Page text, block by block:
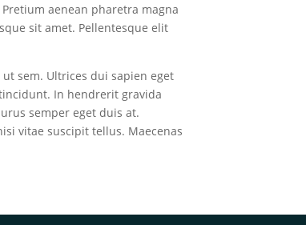
aenean pharetra magna
sit amet. Pellentesque elit
sem. Ultrices dui sapien eget
In hendrerit gravida
semper eget duis at.
vitae suscipit tellus. Maecenas